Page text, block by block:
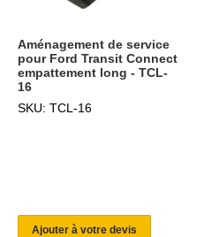
Aménagement de service
pour Ford Transit Connect
empattement long - TCL-
16
SKU: TCL-16
Ajouter à votre devis